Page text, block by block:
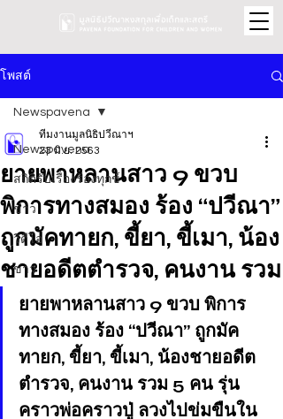
โพสต์
Newspavena
สถิติรับเรื่องร้องทุกข์
ข่าว
วิดีโอ
ข่าว
Newspavena
ยายพาหลานสาว 9 ขวบ
พิการทางสมอง ร้อง “ปวีณา”
ถูกมัคทายก, ขี้ยา, ขี้เมา, น้อง
ชายอดีตตำรวจ, คนงาน รวม
ทีมงานมูลนิธิปวีณาฯ
23 มิ.ย. 2563
ยายพาหลานสาว 9 ขวบ พิการ
ทางสมอง ร้อง “ปวีณา” ถูกมัค
ทายก, ขี้ยา, ขี้เมา, น้องชายอดีต
ตำรวจ, คนงาน รวม 5 คน รุ่น
คราวพ่อคราวปู่ ลวงไปข่มขืนใน